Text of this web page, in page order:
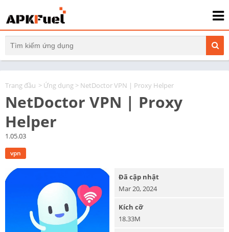
Trang đầu > Ứng dụng > NetDoctor VPN | Proxy Helper
NetDoctor VPN | Proxy
Helper
1.05.03
vpn
Đã cập nhật
Mar 20, 2024
Kích cỡ
18.33M